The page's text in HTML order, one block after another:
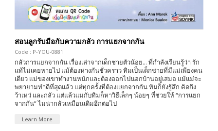
สอนลูกรับมือกับความกลัว การแยกจากกัน
Code : P-YOU-0881
กลัวการแยกจากกัน เรื่องเล่าจากเด็กชายตัวน้อย... ที่กำลังเรียนรู้ว่า รัก
แท้ไม่เคยหายไป แม้ต้องห่างกันชั่วคราว ทิมเป็นเด็กชายที่มีแม่เพียงคน
เดียว แม่ของเขาทำงานหนักและต้องออกไปนอกบ้านอยู่เสมอ แม้แม่จะ
พยายามทำดีที่สุดแล้ว แต่ทุกครั้งที่ต้องแยกจากกัน ทิมก็ยังรู้สึก คิดถึง
ว้าเหว่ และกลัว แต่แล้วแม่กับทิมก็หาวิธีเล็กๆ น้อยๆ ที่ช่วยให้ “การแยก
จากกัน” ไม่น่ากลัวเหมือนเดิมอีกต่อไป
Learn More